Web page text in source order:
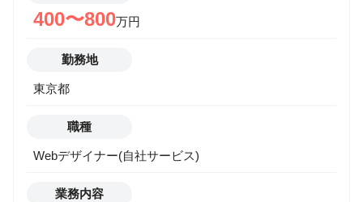
か？ この仕事で得られるもの ・コンシューマー／大
型IPタイトルなどのハイエンド開発現場に参画できる
・新規事業部の立ち上げメンバーとして、事業成長に
直接関わる ・将来的に開発チームリーダー／プロデュ
ーサーなどへのキャリア拡張も可能 ・エンタメ領域の
得られる 業務内容 ご経験・志向に応じて、以下のよ
うなアート×技術の橋渡し業務を担当していただきま
Unity を用いたアセット実装・最適化 マテリアル／シ
400〜800万円
勤務地
東京都
職種
Webデザイナー(自社サービス)
業務内容